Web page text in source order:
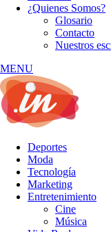
¿Quienes Somos?
Glosario
Contacto
Nuestros
MENU
Deportes
Moda
Tecnología
Marketing
Entretenimiento
Cine
Música